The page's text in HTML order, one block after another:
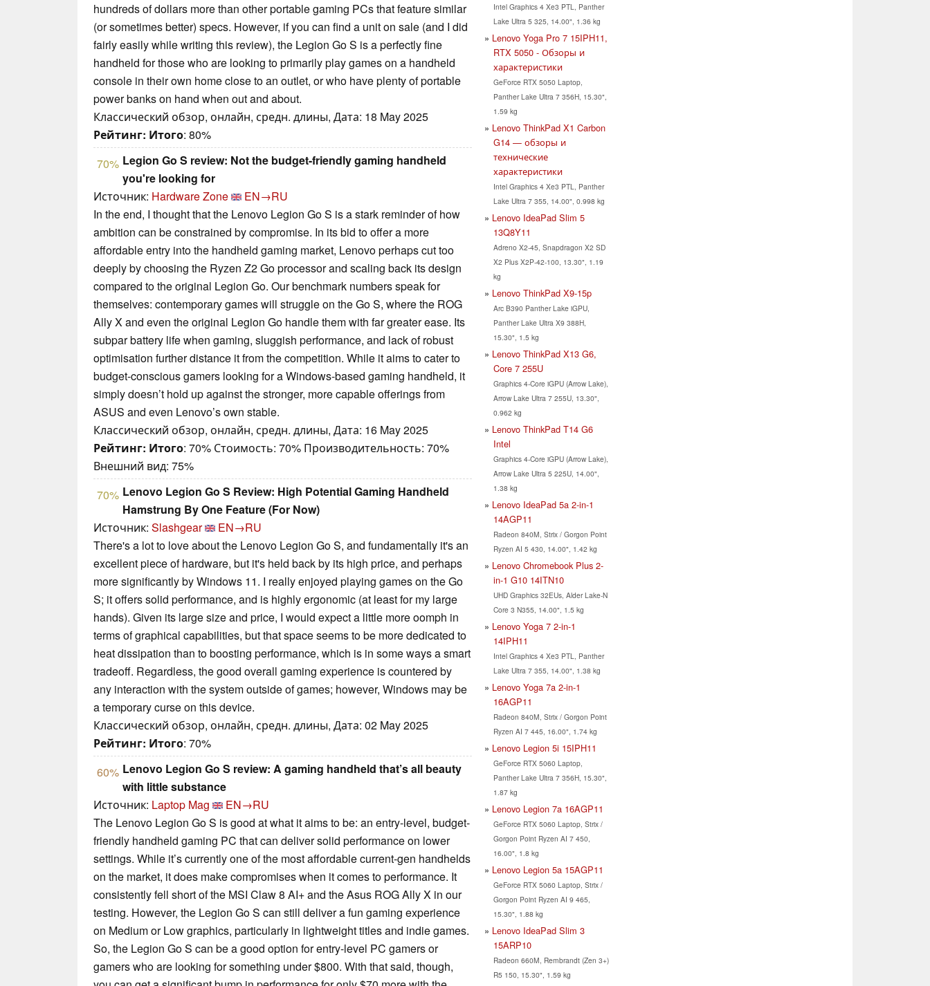
hundreds of dollars more than other portable gaming PCs that feature similar
(or sometimes better) specs. However, if you can find a unit on sale (and I did
fairly easily while writing this review), the Legion Go S is a perfectly fine
handheld for those who are looking to primarily play games on a handheld
console in their own home close to an outlet, or who have plenty of portable
power banks on hand when out and about.
Классический обзор, онлайн, средн. длины, Дата: 18 May 2025
Рейтинг: Итого: 80%
70% Legion Go S review: Not the budget-friendly gaming handheld
you're looking for
Источник: Hardware Zone
EN→RU
In the end, I thought that the Lenovo Legion Go S is a stark reminder of how
ambition can be constrained by compromise. In its bid to offer a more
affordable entry into the handheld gaming market, Lenovo perhaps cut too
deeply by choosing the Ryzen Z2 Go processor and scaling back its design
compared to the original Legion Go. Our benchmark numbers speak for
themselves: contemporary games will struggle on the Go S, where the ROG
Ally X and even the original Legion Go handle them with far greater ease. Its
subpar battery life when gaming, sluggish performance, and lack of robust
optimisation further distance it from the competition. While it aims to cater to
budget-conscious gamers looking for a Windows-based gaming handheld, it
simply doesn’t hold up against the stronger, more capable offerings from
ASUS and even Lenovo’s own stable.
Классический обзор, онлайн, средн. длины, Дата: 16 May 2025
Рейтинг: Итого: 70% Стоимость: 70% Производительность: 70%
Внешний вид: 75%
70% Lenovo Legion Go S Review: High Potential Gaming Handheld
Hamstrung By One Feature (For Now)
Источник: Slashgear
EN→RU
There's a lot to love about the Lenovo Legion Go S, and fundamentally it's an
excellent piece of hardware, but it's held back by its high price, and perhaps
more significantly by Windows 11. I really enjoyed playing games on the Go
S; it offers solid performance, and is highly ergonomic (at least for my large
hands). Given its large size and price, I would expect a little more oomph in
terms of graphical capabilities, but that space seems to be more dedicated to
heat dissipation than to boosting performance, which is in some ways a smart
tradeoff. Regardless, the good overall gaming experience is countered by
any interaction with the system outside of games; however, Windows may be
a temporary curse on this device.
Классический обзор, онлайн, средн. длины, Дата: 02 May 2025
Рейтинг: Итого: 70%
60% Lenovo Legion Go S review: A gaming handheld that’s all beauty
with little substance
Источник: Laptop Mag
EN→RU
The Lenovo Legion Go S is good at what it aims to be: an entry-level, budget-
friendly handheld gaming PC that can deliver solid performance on lower
settings. While it’s currently one of the most affordable current-gen handhelds
on the market, it does make compromises when it comes to performance. It
consistently fell short of the MSI Claw 8 AI+ and the Asus ROG Ally X in our
testing. However, the Legion Go S can still deliver a fun gaming experience
on Medium or Low graphics, particularly in lightweight titles and indie games.
So, the Legion Go S can be a good option for entry-level PC gamers or
gamers who are looking for something under $800. With that said, though,
Intel Graphics 4 Xe3 PTL, Panther
Lake Ultra 5 325, 14.00", 1.36 kg
Lenovo Yoga Pro 7 15IPH11,
RTX 5050 - Обзоры и
характеристики
GeForce RTX 5050 Laptop,
Panther Lake Ultra 7 356H, 15.30",
1.59 kg
Lenovo ThinkPad X1 Carbon
G14 — обзоры и
технические
характеристики
Intel Graphics 4 Xe3 PTL, Panther
Lake Ultra 7 355, 14.00", 0.998 kg
Lenovo IdeaPad Slim 5
13Q8Y11
Adreno X2-45, Snapdragon X2 SD
X2 Plus X2P-42-100, 13.30", 1.19
kg
Lenovo ThinkPad X9-15p
Arc B390 Panther Lake iGPU,
Panther Lake Ultra X9 388H,
15.30", 1.5 kg
Lenovo ThinkPad X13 G6,
Core 7 255U
Graphics 4-Core iGPU (Arrow Lake),
Arrow Lake Ultra 7 255U, 13.30",
0.962 kg
Lenovo ThinkPad T14 G6
Intel
Graphics 4-Core iGPU (Arrow Lake),
Arrow Lake Ultra 5 225U, 14.00",
1.38 kg
Lenovo IdeaPad 5a 2-in-1
14AGP11
Radeon 840M, Strix / Gorgon Point
Ryzen AI 5 430, 14.00", 1.42 kg
Lenovo Chromebook Plus 2-
in-1 G10 14ITN10
UHD Graphics 32EUs, Alder Lake-N
Core 3 N355, 14.00", 1.5 kg
Lenovo Yoga 7 2-in-1
14IPH11
Intel Graphics 4 Xe3 PTL, Panther
Lake Ultra 7 355, 14.00", 1.38 kg
Lenovo Yoga 7a 2-in-1
16AGP11
Radeon 840M, Strix / Gorgon Point
Ryzen AI 7 445, 16.00", 1.74 kg
Lenovo Legion 5i 15IPH11
GeForce RTX 5060 Laptop,
Panther Lake Ultra 7 356H, 15.30",
1.87 kg
Lenovo Legion 7a 16AGP11
GeForce RTX 5060 Laptop, Strix /
Gorgon Point Ryzen AI 7 450,
16.00", 1.8 kg
Lenovo Legion 5a 15AGP11
GeForce RTX 5060 Laptop, Strix /
Gorgon Point Ryzen AI 9 465,
15.30", 1.88 kg
Lenovo IdeaPad Slim 3
15ARP10
Radeon 660M, Rembrandt (Zen 3+)
R5 150, 15.30", 1.59 kg